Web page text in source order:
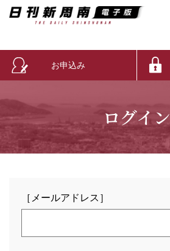
お申込み
ログイン
［メールアドレス］